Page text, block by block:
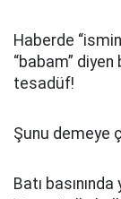
Haberde
“babam”
tesadüf!
Şunu demeye
Batı